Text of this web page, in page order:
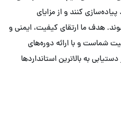
کنند و از مزایای
هدف ما ارتقای کیفیت، ایمنی و
شماست و با ارائه دوره‌های
به بالاترین استانداردها